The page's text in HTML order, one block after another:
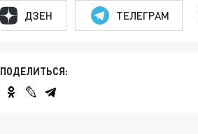
ДЗЕН ТЕЛЕГРАМ
ПОДЕЛИТЬСЯ: